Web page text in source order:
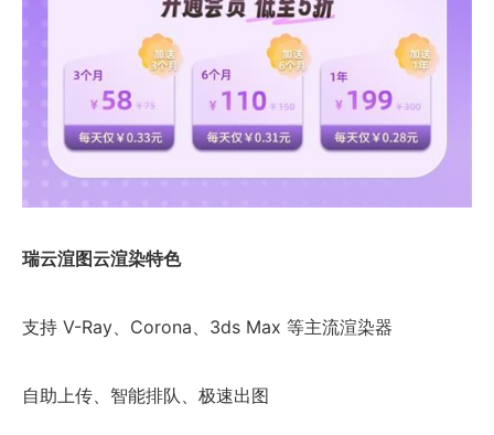
瑞云渲图云渲染特色
支持 V-Ray、Corona、3ds Max 等主流渲染器
自助上传、智能排队、极速出图